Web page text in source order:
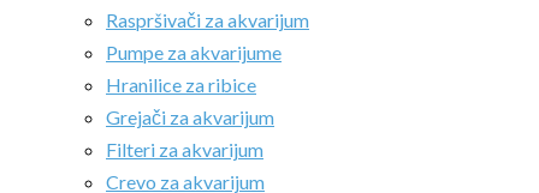
Raspršivači za akvarijum
Pumpe za akvarijume
Hranilice za ribice
Grejači za akvarijum
Filteri za akvarijum
Crevo za akvarijum